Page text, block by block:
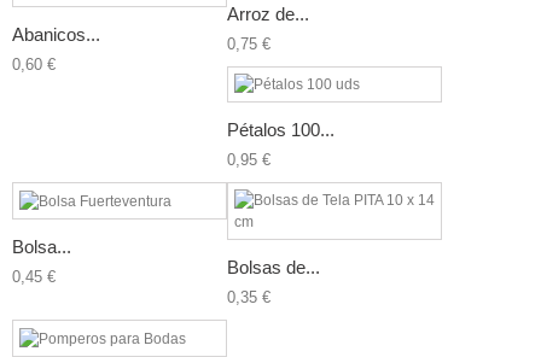
Abanicos...
0,60 €
Arroz de...
0,75 €
Pétalos 100...
0,95 €
Bolsa...
0,45 € Bolsas de...
0,35 €